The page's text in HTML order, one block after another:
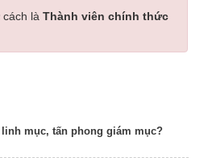
là Thành viên chính thức
mục, tấn phong giám mục?